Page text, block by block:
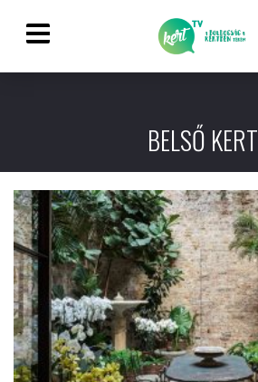
BELSŐ KERT